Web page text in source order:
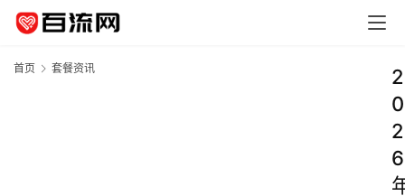
首页 套餐资讯
2
0
2
6